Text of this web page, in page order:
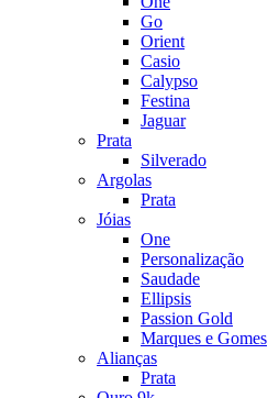
Go
Orient
Casio
Calypso
Festina
Jaguar
Prata
Silverado
Argolas
Prata
Jóias
One
Personalização
Saudade
Ellipsis
Passion Gold
Marques e Gomes
Alianças
Prata